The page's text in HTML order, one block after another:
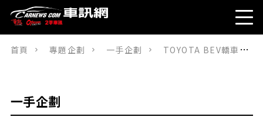
首頁 專題企劃 一手企劃 TOYOTA BEV轎車來了! 拍攝到驚喜公佈的bZ SDN測試車
一手企劃